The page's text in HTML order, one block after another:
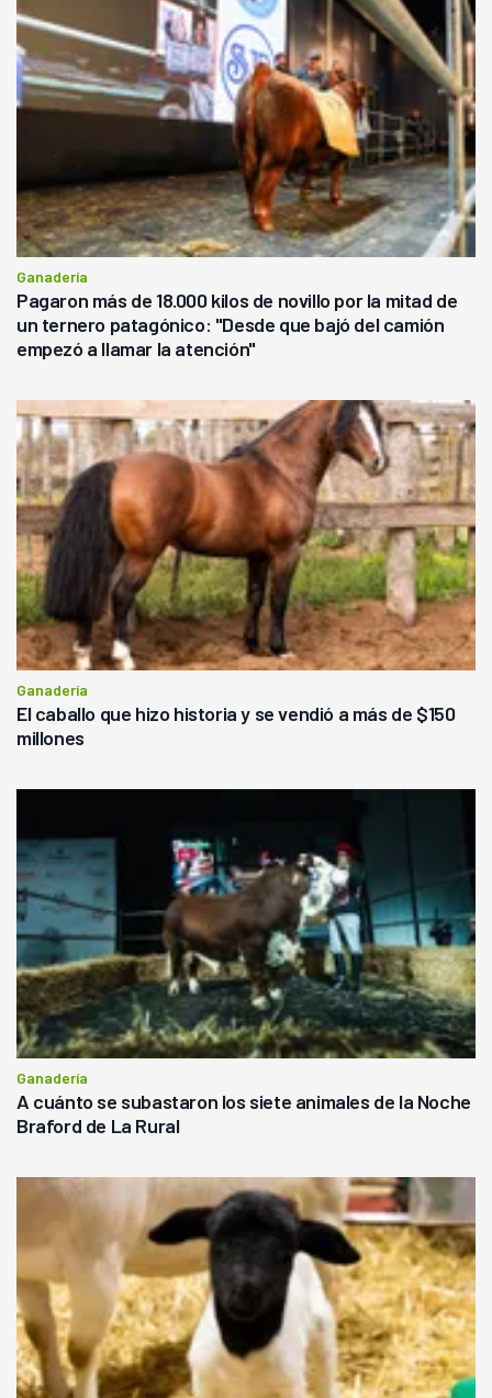
Ganadería
Pagaron más de 18.000 kilos de novillo por la mitad de
un ternero patagónico: "Desde que bajó del camión
empezó a llamar la atención"
Ganadería
El caballo que hizo historia y se vendió a más de $150
millones
Ganadería
A cuánto se subastaron los siete animales de la Noche
Braford de La Rural